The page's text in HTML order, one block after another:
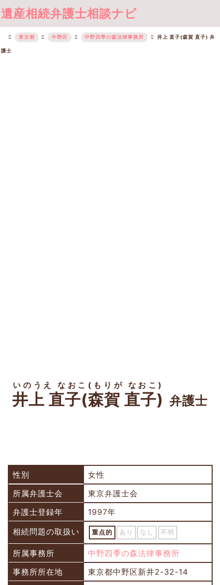
遺産相続弁護士相談ナビ
東京都 中野区 中野四季の森法律事務所 井上 直子(森賀 直子) 弁
護士
井上 直子(森賀 直子)
いのうえ なおこ(もりが なおこ)
弁護士
性別
女性
所属弁護士会
東京弁護士会
弁護士登録年
1997年
相続問題の取扱い
重点的 あり なし 不明
所属事務所
中野四季の森法律事務所
事務所所在地
東京都中野区新井2-32-14